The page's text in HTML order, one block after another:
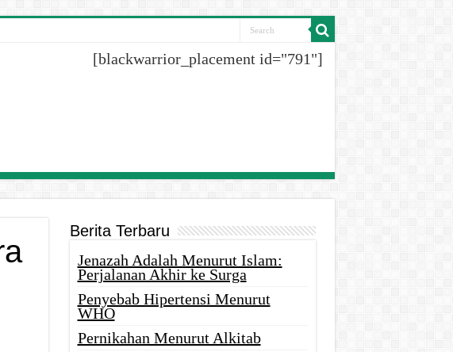
[blackwarrior_placement id="791"]
Berita Terbaru
Jenazah Adalah Menurut Islam:
Perjalanan Akhir ke Surga
Penyebab Hipertensi Menurut
WHO
Pernikahan Menurut Alkitab